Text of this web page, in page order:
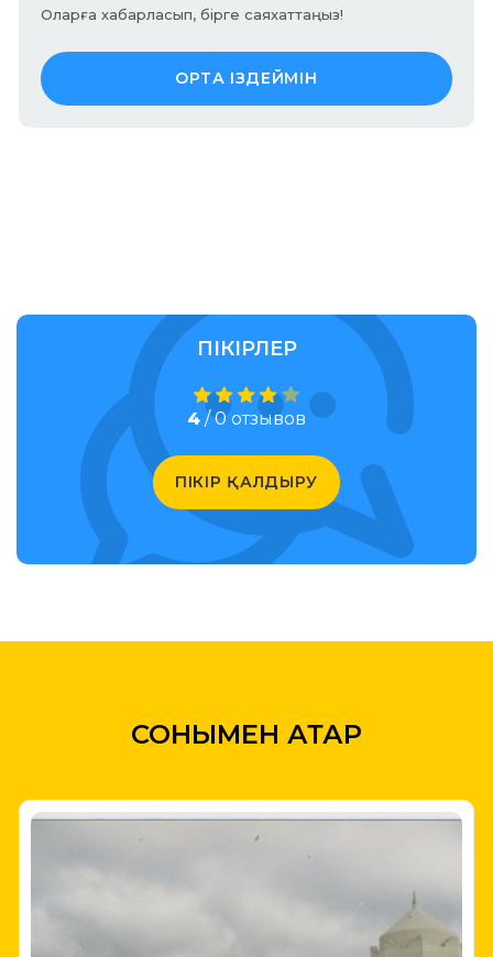
Оларға хабарласып, бірге саяхаттаңыз!
ОРТА ІЗДЕЙМІН
ПІКІРЛЕР
4 / 0 отзывов
ПІКІР ҚАЛДЫРУ
СОНЫМЕН ҚАТАР